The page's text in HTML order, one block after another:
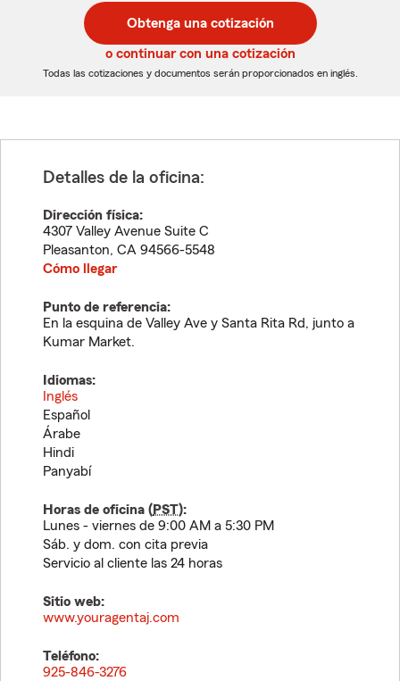
de
5
dígitos
de
5
dígitos
Obtenga una cotización
o continuar con una cotización
Todas las cotizaciones y documentos serán proporcionados en inglés.
Detalles de la oficina:
Dirección física:
4307 Valley Avenue Suite C
Pleasanton, CA 94566-5548
Cómo llegar
Punto de referencia:
En la esquina de Valley Ave y Santa Rita Rd, junto a
Kumar Market.
Idiomas:
Inglés
Español
Árabe
Hindi
Panyabí
Horas de oficina (PST):
Lunes - viernes de 9:00 AM a 5:30 PM
Sáb. y dom. con cita previa
Servicio al cliente las 24 horas
Sitio web:
www.youragentaj.com
Teléfono:
925-846-3276